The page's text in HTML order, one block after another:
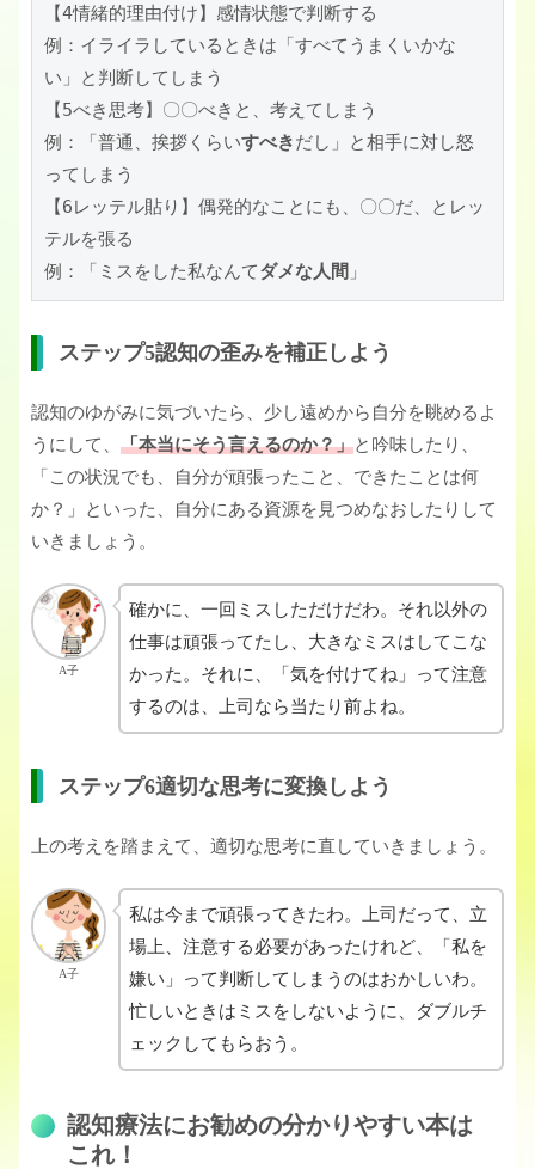
【4情緒的理由付け】感情状態で判断する
例：イライラしているときは「すべてうまくいかな
い」と判断してしまう
【5べき思考】〇〇べきと、考えてしまう
例：「普通、挨拶くらいすべきだし」と相手に対し怒
ってしまう
【6レッテル貼り】偶発的なことにも、〇〇だ、とレッ
テルを張る
例：「ミスをした私なんてダメな人間 」
ステップ5認知の歪みを補正しよう
認知のゆがみに気づいたら、少し遠めから自分を眺めるよ
うにして、 「本当にそう言えるのか？」と吟味したり、
「この状況でも、自分が頑張ったこと、できたことは何
か？」といった、自分にある資源を見つめなおしたりして
いきましょう。
A子
確かに、一回ミスしただけだわ。それ以外の
仕事は頑張ってたし、大きなミスはしてこな
かった。それに、「気を付けてね」って注意
するのは、上司なら当たり前よね。
ステップ6適切な思考に変換しよう
上の考えを踏まえて、適切な思考に直していきましょう。
A子
私は今まで頑張ってきたわ。上司だって、立
場上、注意する必要があったけれど、「私を
嫌い」って判断してしまうのはおかしいわ。
忙しいときはミスをしないように、ダブルチ
ェックしてもらおう。
認知療法にお勧めの分かりやすい本は
これ！